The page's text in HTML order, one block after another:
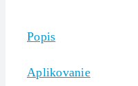
Popis
Aplikovanie